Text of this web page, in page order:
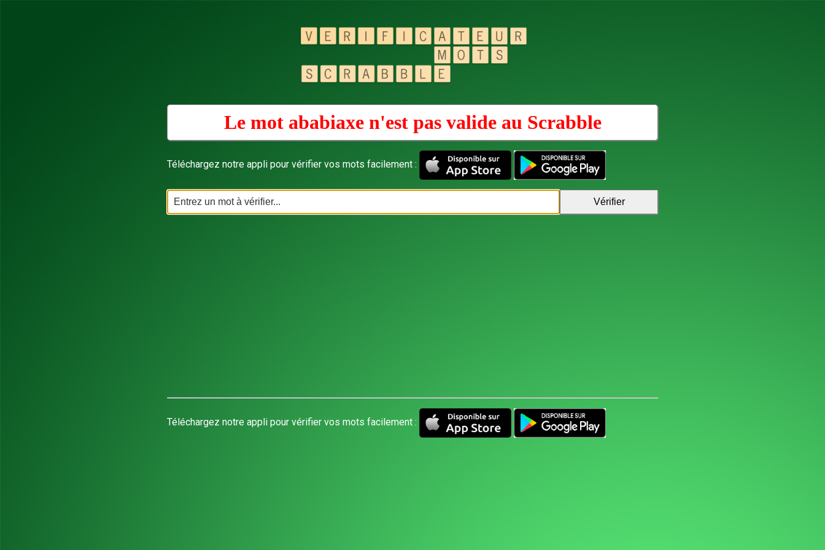
Le mot ababiaxe n'est pas valide au Scrabble
Téléchargez notre appli pour vérifier vos mots facilement :
Téléchargez notre appli pour vérifier vos mots facilement :